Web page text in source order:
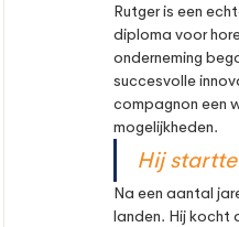
Rutger is een
diploma voor
onderneming
succesvolle
compagnon een
mogelijkheden.
Hij
Na een aantal
landen. Hij kocht